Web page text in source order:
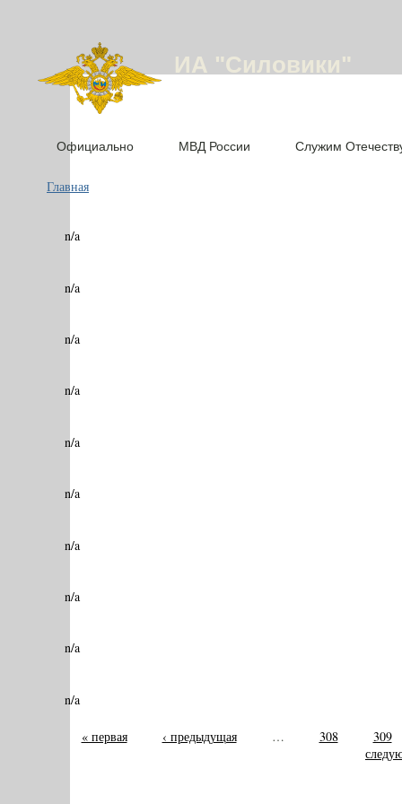
ИА "Силовики"
Официально МВД России Служим
Главная
n/a
n/a
n/a
n/a
n/a
n/a
n/a
n/a
n/a
n/a
« первая ‹ предыдущая … 308
309